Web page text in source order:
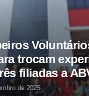
trocam
filiadas a
de 2025